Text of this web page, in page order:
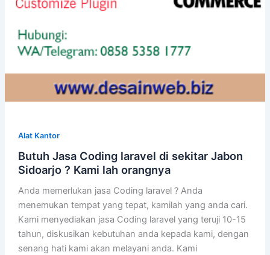
Alat Kantor
Butuh Jasa Coding laravel di sekitar Jabon
Sidoarjo ? Kami lah orangnya
Anda memerlukan jasa Coding laravel ? Anda
menemukan tempat yang tepat, kamilah yang anda cari.
Kami menyediakan jasa Coding laravel yang teruji 10-15
tahun, diskusikan kebutuhan anda kepada kami, dengan
senang hati kami akan melayani anda. Kami